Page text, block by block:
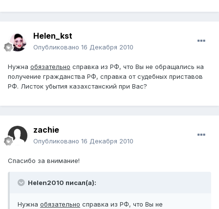
Helen_kst
Опубликовано 16 Декабря 2010
Нужна обязательно справка из РФ, что Вы не обращались на
получение гражданства РФ, справка от судебных приставов
РФ. Листок убытия казахстанский при Вас?
zachie
Опубликовано 16 Декабря 2010
Спасибо за внимание!
Helen2010 писал(а):
Нужна обязательно справка из РФ, что Вы не